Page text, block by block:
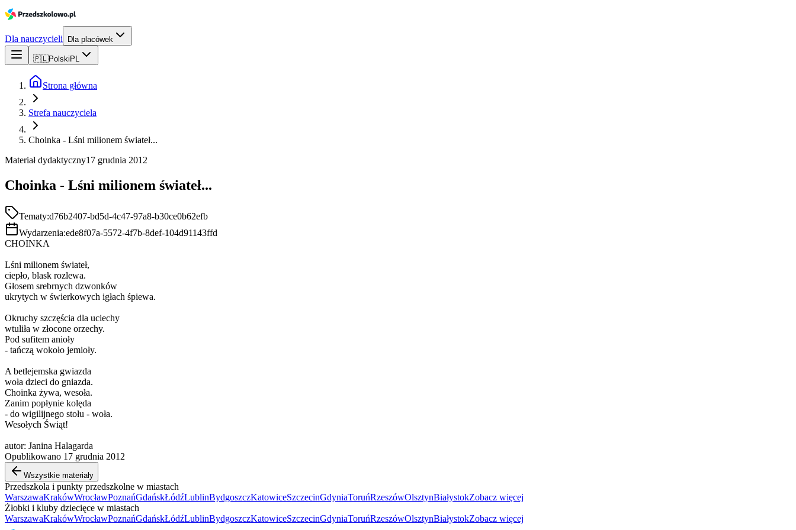
Dla nauczycieli Dla placówek
🇵🇱Polski PL
Strona główna
Strefa nauczyciela
Choinka - Lśni milionem świateł...
Materiał dydaktyczny17 grudnia 2012
Choinka - Lśni milionem świateł...
Tematy:d76b2407-bd5d-4c47-97a8-b30ce0b62efb
Wydarzenia:ede8f07a-5572-4f7b-8def-104d91143ffd
CHOINKA
Lśni milionem świateł,
ciepło, blask rozlewa.
Głosem srebrnych dzwonków
ukrytych w świerkowych igłach śpiewa.
Okruchy szczęścia dla uciechy
wtuliła w złocone orzechy.
Pod sufitem anioły
- tańczą wokoło jemioły.
A betlejemska gwiazda
woła dzieci do gniazda.
Choinka żywa, wesoła.
Zanim popłynie kolęda
- do wigilijnego stołu - woła.
Wesołych Świąt!
autor: Janina Halagarda
Opublikowano 17 grudnia 2012
Wszystkie materiały
Przedszkola i punkty przedszkolne w miastach
WarszawaKrakówWrocławPoznańGdańskŁódźLublinBydgoszczKatowiceSzczecinGdyniaToruńRzeszówOlsztynBiałystokZobacz więcej
Żłobki i kluby dziecięce w miastach
WarszawaKrakówWrocławPoznańGdańskŁódźLublinBydgoszczKatowiceSzczecinGdyniaToruńRzeszówOlsztynBiałystokZobacz więcej